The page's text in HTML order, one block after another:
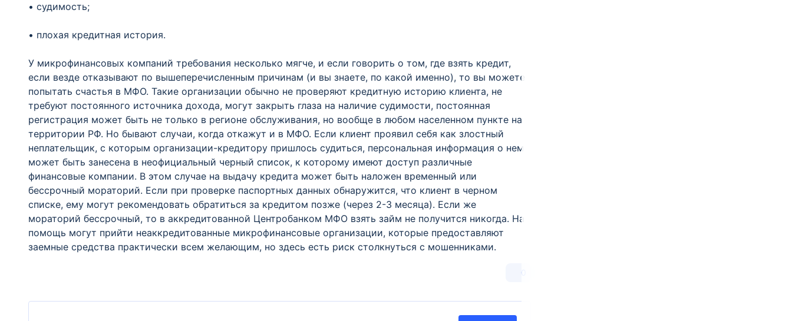
• судимость;
• плохая кредитная история.
У микрофинансовых компаний требования несколько мягче, и если говорить о том, где взять кредит,
если везде отказывают по вышеперечисленным причинам (и вы знаете, по какой именно), то вы можете
попытать счастья в МФО. Такие организации обычно не проверяют кредитную историю клиента, не
требуют постоянного источника дохода, могут закрыть глаза на наличие судимости, постоянная
регистрация может быть не только в регионе обслуживания, но вообще в любом населенном пункте на
территории РФ. Но бывают случаи, когда откажут и в МФО. Если клиент проявил себя как злостный
неплательщик, с которым организации-кредитору пришлось судиться, персональная информация о нем
может быть занесена в неофициальный черный список, к которому имеют доступ различные
финансовые компании. В этом случае на выдачу кредита может быть наложен временный или
бессрочный мораторий. Если при проверке паспортных данных обнаружится, что клиент в черном
списке, ему могут рекомендовать обратиться за кредитом позже (через 2-3 месяца). Если же
мораторий бессрочный, то в аккредитованной Центробанком МФО взять займ не получится никогда. На
помощь могут прийти неаккредитованные микрофинансовые организации, которые предоставляют
заемные средства практически всем желающим, но здесь есть риск столкнуться с мошенниками.
0